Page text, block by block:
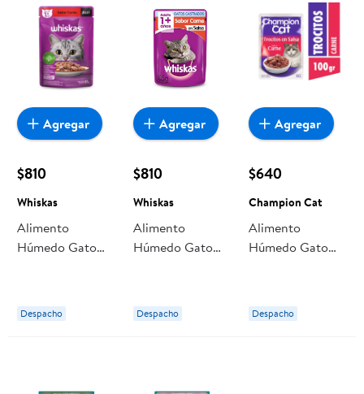
$810
Whiskas
Alimento
Húmedo Gato
Pouch 85 g
Whiskas
Despacho
Agregar
$810
Whiskas
Alimento
Húmedo Gato
Pouch 85 g
Whiskas
Despacho
Agregar
$640
Champion Cat
Alimento
Húmedo Gato
Pouch 100 g
Champion Cat
Despacho
Agregar